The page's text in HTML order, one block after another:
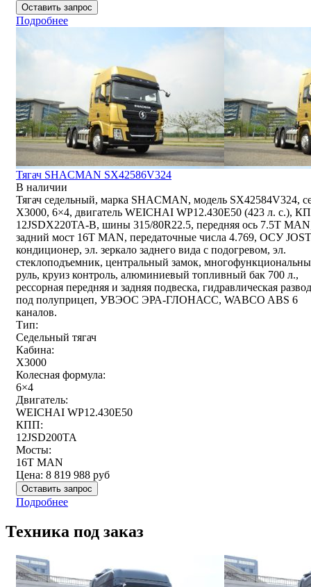
Оставить запрос
Подробнее
Тягач SHACMAN SX42586V324
В наличии
Тягач седельный, марка SHACMAN, модель SX42584V324,
Х3000, 6×4, двигатель WEICHAI WP12.430E50 (423 л. с.),
12JSDX220TA-B, шины 315/80R22.5, передняя ось 7.5T
задний мост 16T MAN, передаточные числа 4.769, ОСУ
кондиционер, эл. зеркало заднего вида с подогревом, эл.
стеклоподъемник, центральный замок,
руль, круиз контроль, алюминиевый топливный бак 700 л.,
рессорная передняя и задняя подвеска, гидравлическая
под полуприцеп, УВЭОС ЭРА-ГЛОНАСС, WABCO ABS 6
каналов.
Тип:
Седельный тягач
Кабина:
X3000
Колесная формула:
6×4
Двигатель:
WEICHAI WP12.430E50
КПП:
12JSD200TA
Мосты:
16T MAN
Цена: 8 819 988 руб
Оставить запрос
Подробнее
Техника под заказ